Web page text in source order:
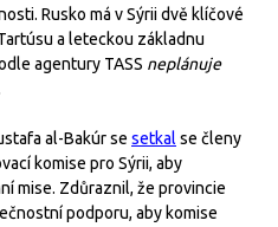
Rusko má v Sýrii dvě klíčové
a leteckou základnu
agentury TASS neplánuje
al-Bakúr se setkal se členy
komise pro Sýrii, aby
mise. Zdůraznil, že provincie
podporu, aby komise